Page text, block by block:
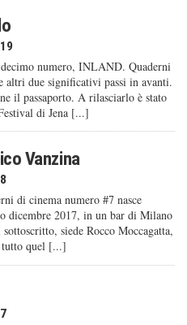
numero, INLAND. Quaderni
altri due significativi passi in avanti.
il passaporto. A rilasciarlo è stato
di Jena [...]
Vanzina
di cinema numero #7 nasce
dicembre 2017, in un bar di Milano
siede Rocco Moccagatta,
quel [...]